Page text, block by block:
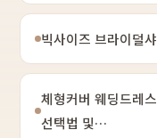
빅사이즈 브라이덜
체형커버 웨딩드레
선택법 및…